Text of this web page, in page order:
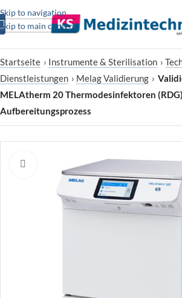
Skip to navigation
Skip to main content
Startseite › Instrumente & Sterilisation ›
Dienstleistungen › Melag Validierung ›
MELAtherm 20 Thermodesinfektoren
Aufbereitungsprozess
Zum Vergrößern klicken